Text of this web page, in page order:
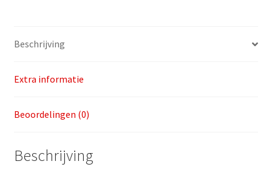
Beschrijving
Extra informatie
Beoordelingen (0)
Beschrijving